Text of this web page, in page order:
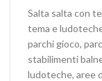
Salta salta con
tema e
parchi gioco,
stabilimenti
ludoteche, aree